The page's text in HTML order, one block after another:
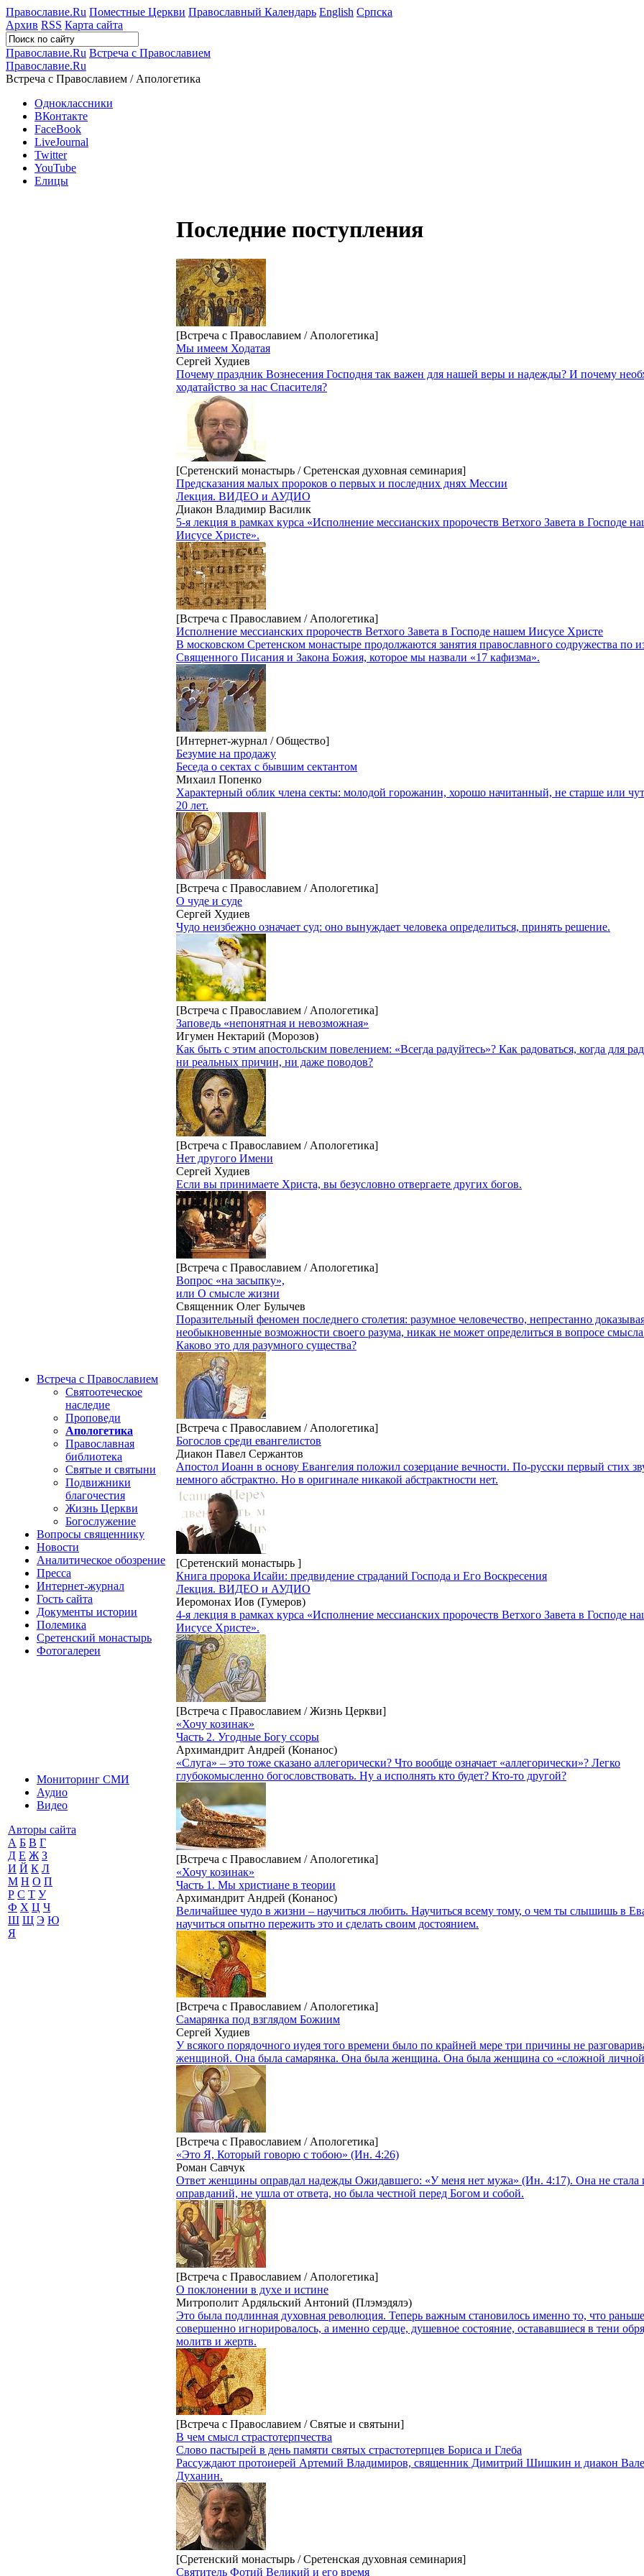
Православие.Ru Поместные Церкви Православный Календарь English Српска
Архив RSS Карта сайта
Православие.Ru Встреча с Православием
Православие.Ru
Встреча с Православием / Апологетика
Одноклассники
ВКонтакте
FaceBook
LiveJournal
Twitter
YouTube
Елицы
Встреча с Православием
Святоотеческое
наследие
Проповеди
Апологетика
Православная
библиотека
Святые и святыни
Подвижники
благочестия
Жизнь Церкви
Богослужение
Вопросы священнику
Новости
Аналитическое обозрение
Пресса
Интернет-журнал
Гость сайта
Документы истории
Полемика
Сретенский монастырь
Фотогалереи
Мониторинг СМИ
Аудио
Видео
Авторы сайта
А Б В Г
Д Е Ж З
И Й К Л
М Н О П
Р С Т У
Ф Х Ц Ч
Ш Щ Э Ю
Я
Последние поступления
[Встреча с Православием / Апологетика]
Мы имеем Ходатая
Сергей Худиев
Почему праздник Вознесения Господня так важен для нашей веры и надежды? И почему
ходатайство за нас Спасителя?
[Сретенский монастырь / Сретенская духовная семинария]
Предсказания малых пророков о первых и последних днях Мессии
Лекция. ВИДЕО и АУДИО
Диакон Владимир Василик
5-я лекция в рамках курса «Исполнение мессианских пророчеств Ветхого Завета в Господе
Иисусе Христе».
[Встреча с Православием / Апологетика]
Исполнение мессианских пророчеств Ветхого Завета в Господе нашем Иисусе Христе
В московском Сретенском монастыре продолжаются занятия православного содружества по
Священного Писания и Закона Божия, которое мы назвали «17 кафизма».
[Интернет-журнал / Общество]
Безумие на продажу
Беседа о сектах с бывшим сектантом
Михаил Попенко
Характерный облик члена секты: молодой горожанин, хорошо начитанный, не старше или
20 лет.
[Встреча с Православием / Апологетика]
О чуде и суде
Сергей Худиев
Чудо неизбежно означает суд: оно вынуждает человека определиться, принять решение.
[Встреча с Православием / Апологетика]
Заповедь «непонятная и невозможная»
Игумен Нектарий (Морозов)
Как быть с этим апостольским повелением: «Всегда радуйтесь»? Как радоваться, когда для
ни реальных причин, ни даже поводов?
[Встреча с Православием / Апологетика]
Нет другого Имени
Сергей Худиев
Если вы принимаете Христа, вы безусловно отвергаете других богов.
[Встреча с Православием / Апологетика]
Вопрос «на засыпку»,
или О смысле жизни
Священник Олег Булычев
Поразительный феномен последнего столетия: разумное человечество, непрестанно
необыкновенные возможности своего разума, никак не может определиться в вопросе
Каково это для разумного существа?
[Встреча с Православием / Апологетика]
Богослов среди евангелистов
Диакон Павел Сержантов
Апостол Иоанн в основу Евангелия положил созерцание вечности. По-русски первый стих
немного абстрактно. Но в оригинале никакой абстрактности нет.
[Сретенский монастырь ]
Книга пророка Исайи: предвидение страданий Господа и Его Воскресения
Лекция. ВИДЕО и АУДИО
Иеромонах Иов (Гумеров)
4-я лекция в рамках курса «Исполнение мессианских пророчеств Ветхого Завета в Господе
Иисусе Христе».
[Встреча с Православием / Жизнь Церкви]
«Хочу козинак»
Часть 2. Угодные Богу ссоры
Архимандрит Андрей (Конанос)
«Слуга» – это тоже сказано аллегорически? Что вообще означает «аллегорически»? Легко
глубокомысленно богословствовать. Ну а исполнять кто будет? Кто-то другой?
[Встреча с Православием / Апологетика]
«Хочу козинак»
Часть 1. Мы христиане в теории
Архимандрит Андрей (Конанос)
Величайшее чудо в жизни – научиться любить. Научиться всему тому, о чем ты слышишь в
научиться опытно пережить это и сделать своим достоянием.
[Встреча с Православием / Апологетика]
Самарянка под взглядом Божиим
Сергей Худиев
У всякого порядочного иудея того времени было по крайней мере три причины не
женщиной. Она была самарянка. Она была женщина. Она была женщина со «сложной
[Встреча с Православием / Апологетика]
«Это Я, Который говорю с тобою» (Ин. 4:26)
Роман Савчук
Ответ женщины оправдал надежды Ожидавшего: «У меня нет мужа» (Ин. 4:17). Она не стала
оправданий, не ушла от ответа, но была честной перед Богом и собой.
[Встреча с Православием / Апологетика]
О поклонении в духе и истине
Митрополит Ардяльский Антоний (Плэмэдялэ)
Это была подлинная духовная революция. Теперь важным становилось именно то, что раньше
совершенно игнорировалось, а именно сердце, душевное состояние, остававшиеся в тени
молитв и жертв.
[Встреча с Православием / Святые и святыни]
В чем смысл страстотерпчества
Слово пастырей в день памяти святых страстотерпцев Бориса и Глеба
Рассуждают протоиерей Артемий Владимиров, священник Димитрий Шишкин и диакон
Духанин.
[Сретенский монастырь / Сретенская духовная семинария]
Святитель Фотий Великий и его время